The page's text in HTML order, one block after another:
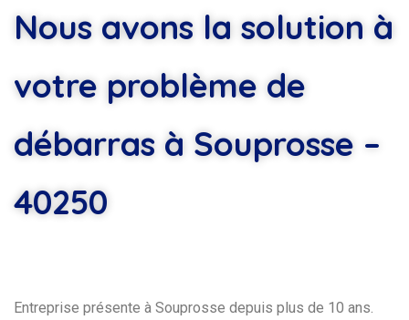
Nous avons la solution à
votre problème de
débarras à Souprosse –
40250
Entreprise présente à Souprosse depuis plus de 10 ans.